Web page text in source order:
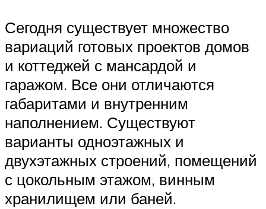
Сегодня существует множество
вариаций готовых проектов домов
и коттеджей с мансардой и
гаражом. Все они отличаются
габаритами и внутренним
наполнением. Существуют
варианты одноэтажных и
двухэтажных строений, помещений
с цокольным этажом, винным
хранилищем или баней.